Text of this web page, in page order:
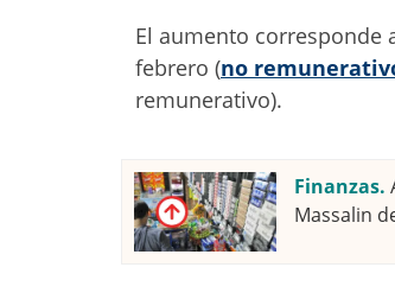
El aumento corresponde
febrero (no
remunerativo).
Finanzas.
Massalin